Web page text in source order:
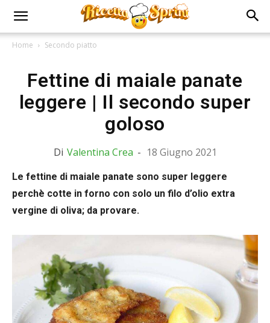
Home Secondo piatto
Fettine di maiale panate
leggere | Il secondo super
goloso
Di Valentina Crea - 18 Giugno 2021
Le fettine di maiale panate sono super leggere
perchè cotte in forno con solo un filo d’olio extra
vergine di oliva; da provare.